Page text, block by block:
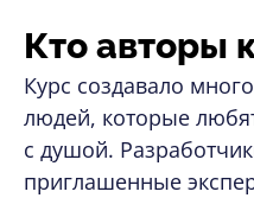
Кто авторы
Курс создавало
людей, которые
с душой.
приглашенные